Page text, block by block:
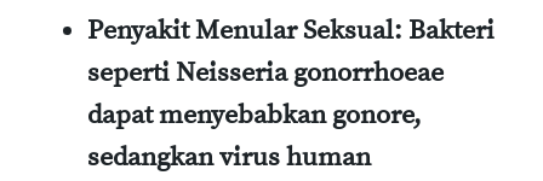
Penyakit Menular Seksual: Bakteri
seperti Neisseria gonorrhoeae
dapat menyebabkan gonore,
sedangkan virus human